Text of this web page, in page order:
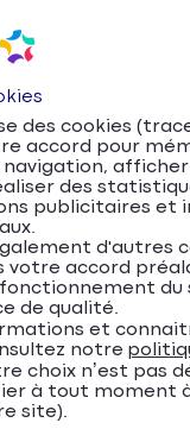
votre agence
Alès
votre
adresse
des cookies
accord pour
des
publicitaires et
d'autres
votre accord
du
de qualité.
et
notre
choix n’est pas
à tout moment
site).